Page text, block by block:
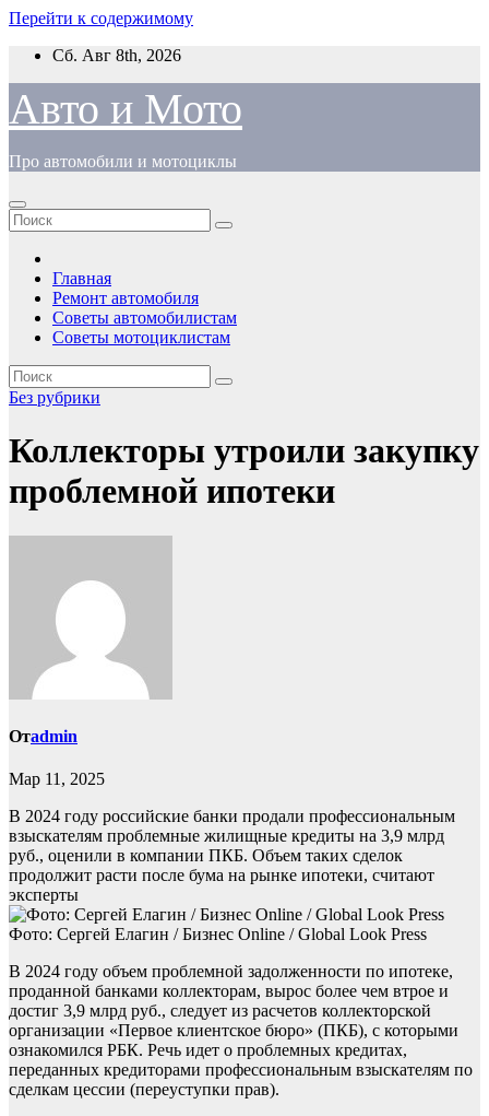
Перейти к содержимому
Сб. Авг 8th, 2026
Авто и Мото
Про автомобили и мотоциклы
Главная
Ремонт автомобиля
Советы автомобилистам
Советы мотоциклистам
Без рубрики
Коллекторы утроили закупку
проблемной ипотеки
Отadmin
Мар 11, 2025
В 2024 году российские банки продали профессиональным
взыскателям проблемные жилищные кредиты на 3,9 млрд
руб., оценили в компании ПКБ. Объем таких сделок
продолжит расти после бума на рынке ипотеки, считают
эксперты
Фото: Сергей Елагин / Бизнес Online / Global Look Press
В 2024 году объем проблемной задолженности по ипотеке,
проданной банками коллекторам, вырос более чем втрое и
достиг 3,9 млрд руб., следует из расчетов коллекторской
организации «Первое клиентское бюро» (ПКБ), с которыми
ознакомился РБК. Речь идет о проблемных кредитах,
переданных кредиторами профессиональным взыскателям по
сделкам цессии (переуступки прав).